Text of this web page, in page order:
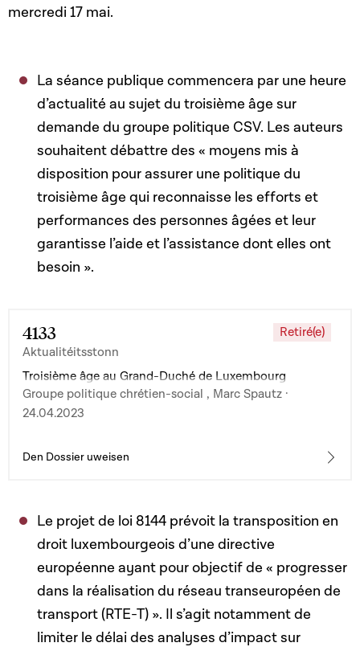
mercredi 17 mai.
La séance publique commencera par une heure
d’actualité au sujet du troisième âge sur
demande du groupe politique CSV. Les auteurs
souhaitent débattre des « moyens mis à
disposition pour assurer une politique du
troisième âge qui reconnaisse les efforts et
performances des personnes âgées et leur
garantisse l’aide et l’assistance dont elles ont
besoin ».
4133
Aktualitéitsstonn
Retiré(e)
Troisième âge au Grand-Duché de Luxembourg
Groupe politique chrétien-social , Marc Spautz ·
24.04.2023
Den Dossier uweisen
Le projet de loi 8144 prévoit la transposition en
droit luxembourgeois d’une directive
européenne ayant pour objectif de « progresser
dans la réalisation du réseau transeuropéen de
transport (RTE-T) ». Il s’agit notamment de
limiter le délai des analyses d’impact sur